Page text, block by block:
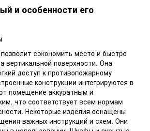
и особенности его
сэкономить место и быстро
вертикальной поверхности. Она
доступ к противопожарному
конструкции интегрируются в
помещение аккуратным и
что соответствует всем нормам
Некоторые изделия оснащены
важных инструкций и схем. Они